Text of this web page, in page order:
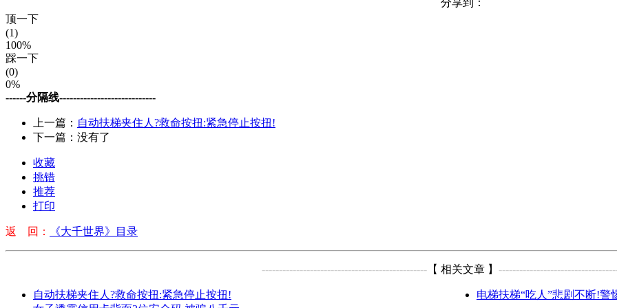
顶一下
(1)
100%
踩一下
(0)
0%
------分隔线----------------------------
上一篇： 自动扶梯夹住人?救命按扭:紧急停止按扭!
下一篇：没有了
收藏
挑错
推荐
打印
返 回： 《大千世界》目录
------------------------------------------------ 【 相关文章 】
自动扶梯夹住人?救命按扭:紧急停止按扭!
电梯扶梯“吃人”悲剧不断!警